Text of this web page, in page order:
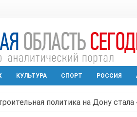
КУЛЬТУРА СПОРТ РОССИЯ
политика на Дону стала